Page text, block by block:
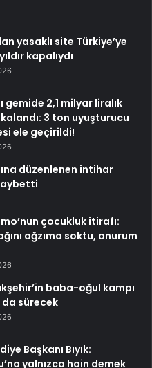
yasaklı site Türkiye’ye
kapalıydı
gemide 2,1 milyar liralık
3 ton uyuşturucu
ele geçirildi!
düzenlenen intihar
çocukluk itirafı:
ağzıma soktu, onurum
baba-oğul kampı
sürecek
Başkanı Bıyık:
yalnızca hain demek